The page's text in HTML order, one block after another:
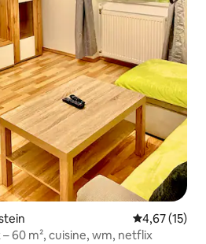
Évaluation
4,67 (15)
60 m², cuisine, wm, netflix